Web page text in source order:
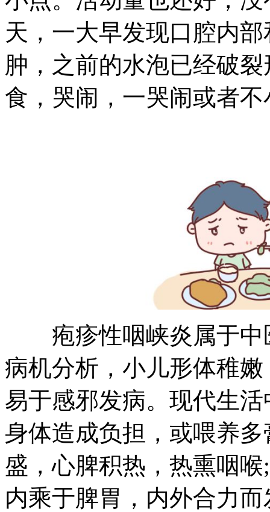
天，一大早发现口腔内
肿，之前的水泡已经破
食，哭闹，一哭闹或者
疱疹性咽峡炎属于中
病机分析，小儿形体稚
易于感邪发病。现代生
身体造成负担，或喂养
盛，心脾积热，热熏咽
内乘于脾胃，内外合力